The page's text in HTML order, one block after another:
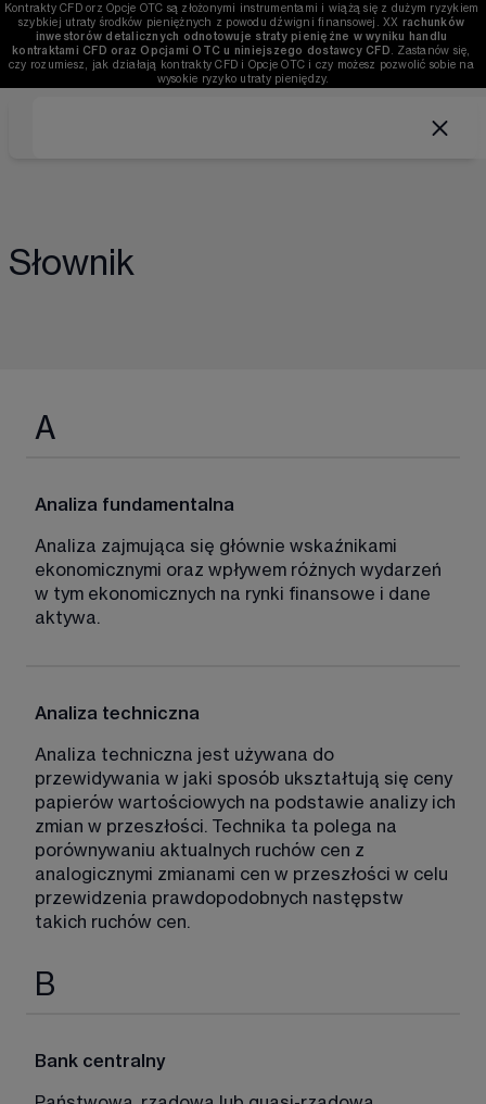
Kontrakty CFD orz Opcje OTC są złożonymi instrumentami i wiążą się z dużym ryzykiem
szybkiej utraty środków pieniężnych z powodu dźwigni finansowej. XX rachunków
inwestorów detalicznych odnotowuje straty pieniężne w wyniku handlu
kontraktami CFD oraz Opcjami OTC u niniejszego dostawcy CFD . Zastanów się,
czy rozumiesz, jak działają kontrakty CFD i Opcje OTC i czy możesz pozwolić sobie na
wysokie ryzyko utraty pieniędzy.
Słownik
A
Analiza fundamentalna
Analiza zajmująca się głównie wskaźnikami
ekonomicznymi oraz wpływem różnych wydarzeń
w tym ekonomicznych na rynki finansowe i dane
aktywa.
Analiza techniczna
Analiza techniczna jest używana do
przewidywania w jaki sposób ukształtują się ceny
papierów wartościowych na podstawie analizy ich
zmian w przeszłości. Technika ta polega na
porównywaniu aktualnych ruchów cen z
analogicznymi zmianami cen w przeszłości w celu
przewidzenia prawdopodobnych następstw
takich ruchów cen.
B
Bank centralny